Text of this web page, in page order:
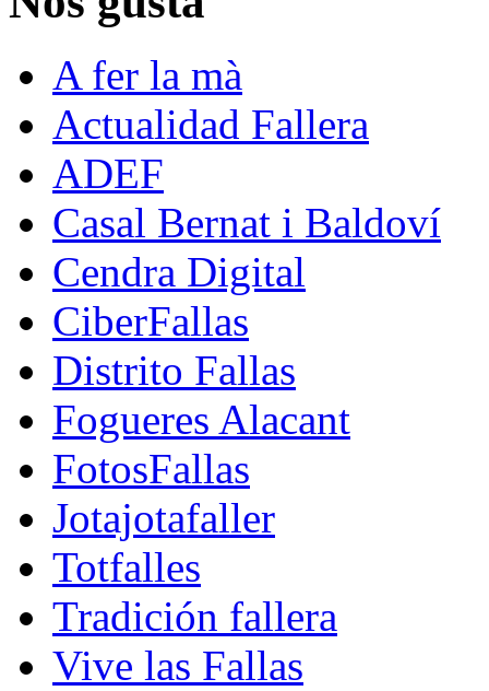
A fer la mà
Actualidad Fallera
ADEF
Casal Bernat i Baldoví
Cendra Digital
CiberFallas
Distrito Fallas
Fogueres Alacant
FotosFallas
Jotajotafaller
Totfalles
Tradición fallera
Vive las Fallas